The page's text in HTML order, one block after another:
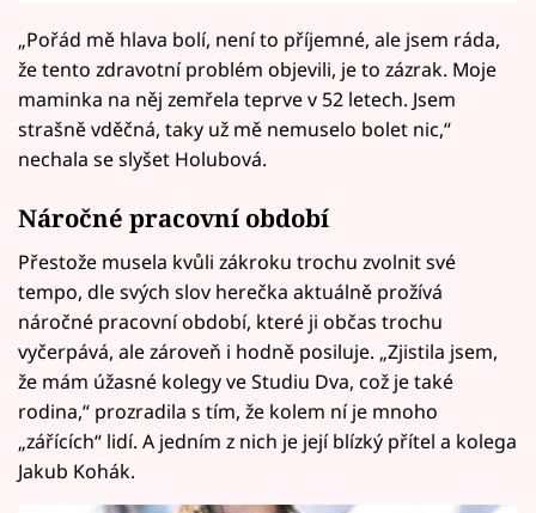
„Pořád mě hlava bolí, není to příjemné, ale jsem ráda,
že tento zdravotní problém objevili, je to zázrak. Moje
maminka na něj zemřela teprve v 52 letech. Jsem
strašně vděčná, taky už mě nemuselo bolet nic,“
nechala se slyšet Holubová.
Náročné pracovní období
Přestože musela kvůli zákroku trochu zvolnit své
tempo, dle svých slov herečka aktuálně prožívá
náročné pracovní období, které ji občas trochu
vyčerpává, ale zároveň i hodně posiluje. „Zjistila jsem,
že mám úžasné kolegy ve Studiu Dva, což je také
rodina,“ prozradila s tím, že kolem ní je mnoho
„zářících“ lidí. A jedním z nich je její blízký přítel a kolega
Jakub Kohák.